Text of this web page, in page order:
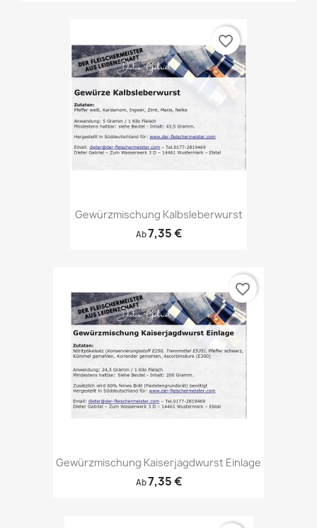
Gewürzmischung Kalbsleberwurst
Ab7,35 €
favorite_border
Gewürzmischung Kaiserjagdwurst Einlage
Ab7,35 €
favorite_border